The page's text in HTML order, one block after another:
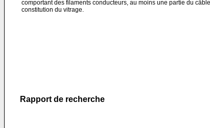
comportant des filaments conducteurs, au moins une partie du
constitution du vitrage.
Rapport de recherche